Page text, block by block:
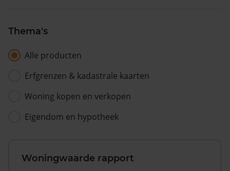
Thema's
Alle producten
Erfgrenzen & kadastrale kaarten
Woning kopen en verkopen
Eigendom en hypotheek
Woningwaarde rapport